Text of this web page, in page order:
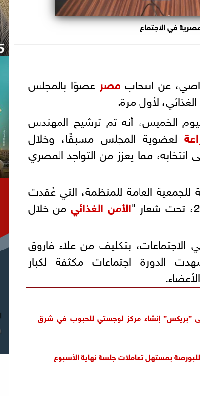
في الاجتماع
عن انتخابمصر عضوًا بالمجلس
لأول مرة.
الخميس، أنه تم ترشيح المهندس
لعضوية المجلس مسبقًا، وخلال
انتخابه، مما يعزز من التواجد المصري
للجمعية العامة للمنظمة، التي عُقدت
الأمن الغذائي من خلال
بتكليف من علاء فاروق
الدورة اجتماعات مكثفة لكبار
”بريكس” إنشاء مركز لوجستي للحبوب في شرق
بمستهل تعاملات جلسة نهاية الأسبوع